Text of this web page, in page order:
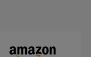
leichtes
Der